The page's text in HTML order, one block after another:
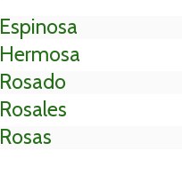
Espinosa
Hermosa
Rosado
Rosales
Rosas